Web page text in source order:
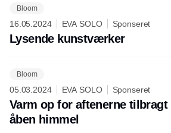
Bloom
16.05.2024 EVA SOLO Sponseret
Lysende kunstværker
Bloom
05.03.2024 EVA SOLO Sponseret
Varm op for aftenerne tilbragt
åben himmel